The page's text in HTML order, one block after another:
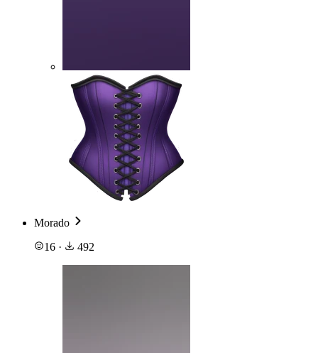
Morado
16 · 492